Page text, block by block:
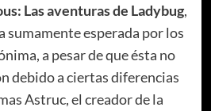
Las aventuras de Ladybug,
sumamente esperada por los
a pesar de que ésta no
debido a ciertas diferencias
Astruc, el creador de la